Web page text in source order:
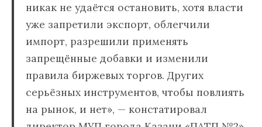
никак не удаётся остановить, хотя власти
уже запретили экспорт, облегчили
импорт, разрешили применять
запрещённые добавки и изменили
правила биржевых торгов. Других
серьёзных инструментов, чтобы повлиять
на рынок, и нет», — констатировал